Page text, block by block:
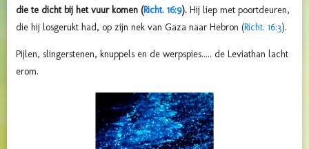
die te dicht bij het vuur komen (Richt. 16:9). Hij liep met poortdeuren,
die hij losgerukt had, op zijn nek van Gaza naar Hebron (Richt. 16:3).
Pijlen, slingerstenen, knuppels en de werpspies..... de Leviathan lacht
erom.